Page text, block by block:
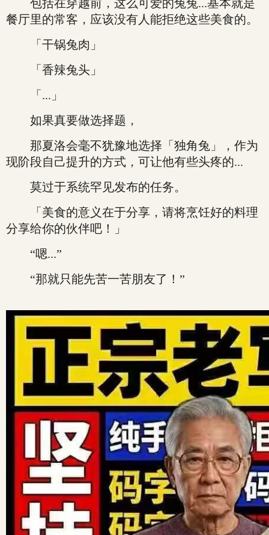
包括在穿越前，这么可爱的兔兔...基本就是
餐厅里的常客，应该没有人能拒绝这些美食的。
「干锅兔肉」
「香辣兔头」
「...」
如果真要做选择题，
那夏洛会毫不犹豫地选择「独角兔」，作为
现阶段自己提升的方式，可让他有些头疼的...
莫过于系统罕见发布的任务。
「美食的意义在于分享，请将烹饪好的料理
分享给你的伙伴吧！」
“嗯...”
“那就只能先苦一苦朋友了！”